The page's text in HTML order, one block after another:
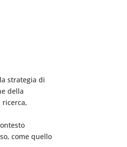
strategia di
della
come quello